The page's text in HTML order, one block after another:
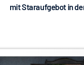
mit Staraufgebot in